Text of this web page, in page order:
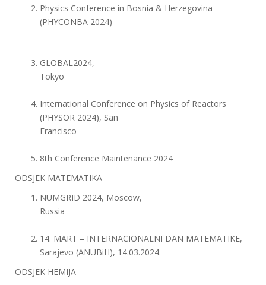
Physics Conference in Bosnia & Herzegovina
(PHYCONBA 2024)
GLOBAL2024,
Tokyo
International Conference on Physics of Reactors
(PHYSOR 2024), San
Francisco
8th Conference Maintenance 2024
ODSJEK MATEMATIKA
NUMGRID 2024, Moscow,
Russia
14. MART – INTERNACIONALNI DAN MATEMATIKE,
Sarajevo (ANUBiH), 14.03.2024.
ODSJEK HEMIJA